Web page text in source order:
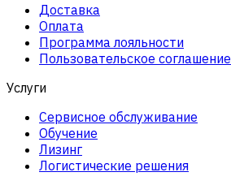
Доставка
Оплата
Программа лояльности
Пользовательское соглашение
Услуги
Сервисное обслуживание
Обучение
Лизинг
Логистические решения